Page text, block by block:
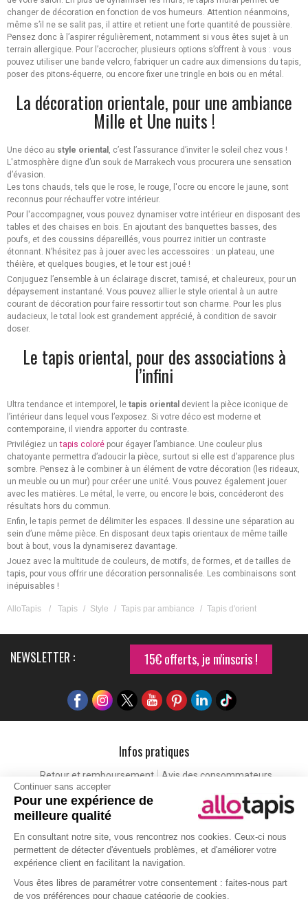
Continuer sans accepter
Pour une expérience de
meilleure qualité
En consultant notre site, vous rencontrez nos cookies. Ceux-ci nous
permettent de détecter d'éventuels problèmes, et d'améliorer votre
expérience client en facilitant la navigation.
Vous êtes libres de paramétrer votre consentement : faites-nous part
de vos préférences pour chaque catégorie de cookies.
changer de décoration en fonction de vos humeurs. Attention néanmoins,
même s’il ne se salit pas, il attire et retient une forte quantité de poussière.
Pensez donc à l’aspirer régulièrement, notamment si vous êtes sujet à un
terrain allergique. Pour l’accrocher, plusieurs options s’offrent à vous : vous
pouvez utiliser une bande velcro, fabriquer un cadre aux dimensions du tapis,
poser des pitons-équerre, ou encore fixer une tringle en bois ou en métal.
La décoration orientale, pour une ambiance
Mille et Une nuits !
Une déco au style oriental , c’est l’assurance d’inviter le soleil chez vous !
L'atmosphère digne d’un souk de Marrakech vous procurera une sensation
d’évasion.
Les tons chauds, tels que le rose, le rouge, l'ocre ou encore le jaune, sont
reconnus pour réchauffer votre intérieur.
Pour l'accompagner, vous pouvez dynamiser votre intérieur en disposant des
tables et des chaises en bois. En ajoutant des banquettes basses, des
poufs, et des coussins dépareillés, vous pourrez initier un contraste
étonnant. N’hésitez pas à jouer avec les accessoires : un plateau, une
théière, et quelques bougies, et le tour est joué !
Conjuguez l’ensemble à un éclairage discret, tamisé, et chaleureux, pour un
dépaysement instantané. Vous pouvez allier le style oriental à un autre
courant de décoration pour faire ressortir tout son charme. Pour les plus
audacieux, le total look est grandement apprécié, à condition de savoir
doser.
Le tapis oriental, pour des associations à
l’infini
Ultra tendance et intemporel, le tapis oriental devient la pièce iconique de
l’intérieur dans lequel vous l’exposez. Si votre déco est moderne et
contemporaine, il viendra apporter du contraste.
Privilégiez untapis coloré pour égayer l’ambiance. Une couleur plus
chatoyante permettra d’adoucir la pièce, surtout si elle est d’apparence plus
sombre. Pensez à le combiner à un élément de votre décoration (les rideaux,
un meuble ou un mur) pour créer une unité. Vous pouvez également jouer
avec les matières. Le métal, le verre, ou encore le bois, concéderont des
résultats hors du commun.
Enfin, le tapis permet de délimiter les espaces. Il dessine une séparation au
sein d’une même pièce. En disposant deux tapis orientaux de même taille
bout à bout, vous la dynamiserez davantage.
Jouez avec la multitude de couleurs, de motifs, de formes, et de tailles de
tapis, pour vous offrir une décoration personnalisée. Les combinaisons sont
inépuisables !
AlloTapis / Tapis / Style / Tapis par ambiance / Tapis d'orient
NEWSLETTER : 15€ offerts, je m'inscris !
Infos pratiques
Retour et remboursement
Avis des consommateurs
Tapis et paillasson personnalisé
Labels de qualité
Eco-participation
Vos avantages
Cartes cadeaux
Aide